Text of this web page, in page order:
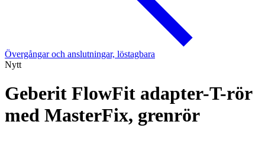
Övergångar och anslutningar, löstagbara
Nytt
Geberit FlowFit adapter-T-rör
med MasterFix, grenrör